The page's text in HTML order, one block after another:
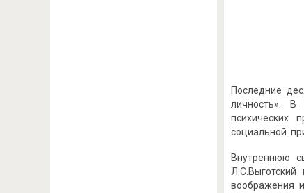
Последние
личность».
психических
социальной
Внутреннюю
воображения